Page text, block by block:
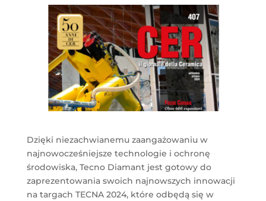
Dzięki niezachwianemu zaangażowaniu w
najnowocześniejsze technologie i ochronę
środowiska, Tecno Diamant jest gotowy do
zaprezentowania swoich najnowszych innowacji
na targach TECNA 2024, które odbędą się w